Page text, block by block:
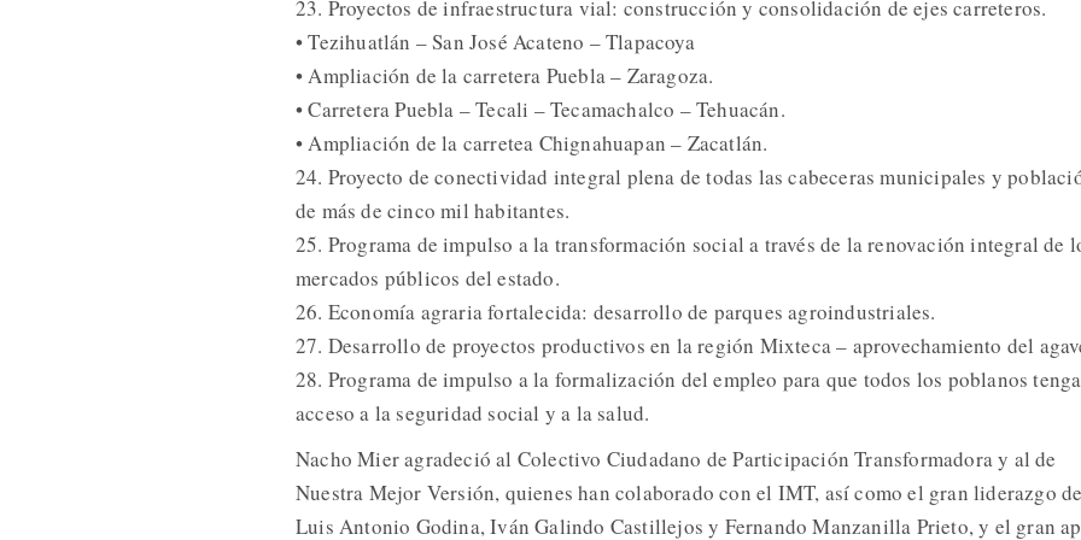
23. Proyectos de infraestructura vial: construcción y consolidación de ejes carreteros.
• Tezihuatlán – San José Acateno – Tlapacoya
• Ampliación de la carretera Puebla – Zaragoza.
• Carretera Puebla – Tecali – Tecamachalco – Tehuacán.
• Ampliación de la carretea Chignahuapan – Zacatlán.
24. Proyecto de conectividad integral plena de todas las cabeceras municipales y
de más de cinco mil habitantes.
25. Programa de impulso a la transformación social a través de la renovación integral de
mercados públicos del estado.
26. Economía agraria fortalecida: desarrollo de parques agroindustriales.
27. Desarrollo de proyectos productivos en la región Mixteca – aprovechamiento del
28. Programa de impulso a la formalización del empleo para que todos los poblanos
acceso a la seguridad social y a la salud.
Nacho Mier agradeció al Colectivo Ciudadano de Participación Transformadora y al de
Nuestra Mejor Versión, quienes han colaborado con el IMT, así como el gran liderazgo de
Luis Antonio Godina, Iván Galindo Castillejos y Fernando Manzanilla Prieto, y el gran